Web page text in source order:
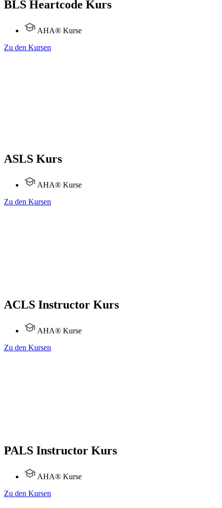
BLS Heartcode Kurs
AHA® Kurse
Zu den Kursen
ASLS Kurs
AHA® Kurse
Zu den Kursen
ACLS Instructor Kurs
AHA® Kurse
Zu den Kursen
PALS Instructor Kurs
AHA® Kurse
Zu den Kursen